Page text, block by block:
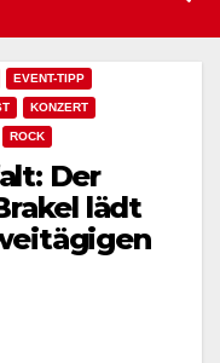
EVENT-TIPP
KONZERT
ROCK
Der
lädt